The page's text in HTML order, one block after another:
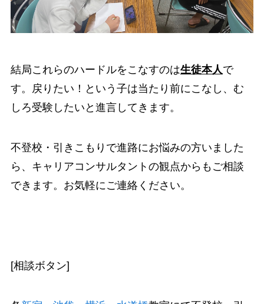
結局これらのハードルをこなすのは生徒本人で
す。戻りたい！という子は当たり前にこなし、む
しろ受験したいと進言してきます。
不登校・引きこもりで進路にお悩みの方いました
ら、キャリアコンサルタントの観点からもご相談
できます。お気軽にご連絡ください。
[相談ボタン]